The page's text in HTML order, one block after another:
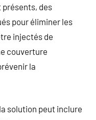
des
pour éliminer les
injectés de
couverture
la
solution peut inclure